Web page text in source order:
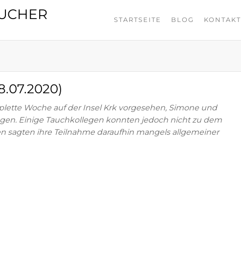
STARTSEITE BLOG KONTAKT
Woche auf der Insel Krk vorgesehen, Simone und
Einige Tauchkollegen konnten jedoch nicht zu dem
sagten ihre Teilnahme daraufhin mangels allgemeiner